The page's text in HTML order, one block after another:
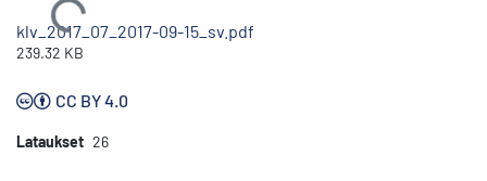
Ladataan...
klv_2017_07_2017-09-15_sv.pdf
239.32 KB
CC BY 4.0
Lataukset 26